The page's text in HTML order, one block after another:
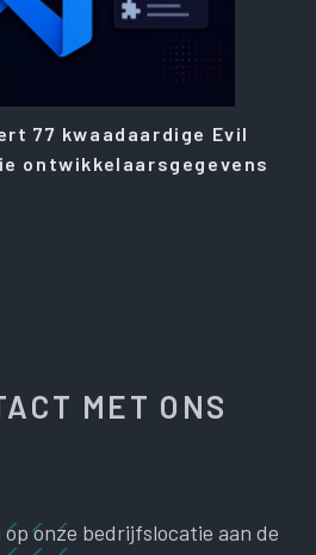
77 kwaadaardige Evil
ontwikkelaarsgegevens
MET ONS
onze bedrijfslocatie aan de